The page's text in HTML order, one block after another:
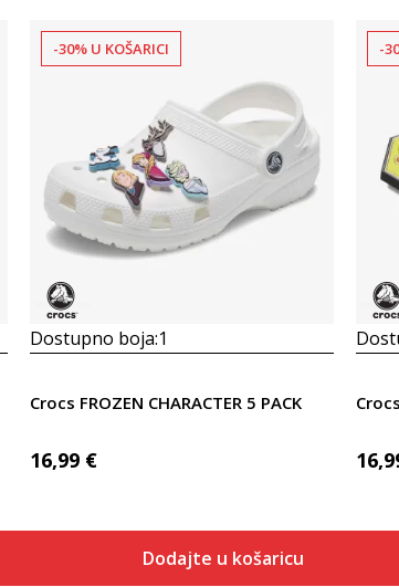
-30% U KOŠARICI
Dostupno boja:1
Crocs FROZEN CHARACTER 5 PACK
16,99 €
Dodajte u košaricu
-